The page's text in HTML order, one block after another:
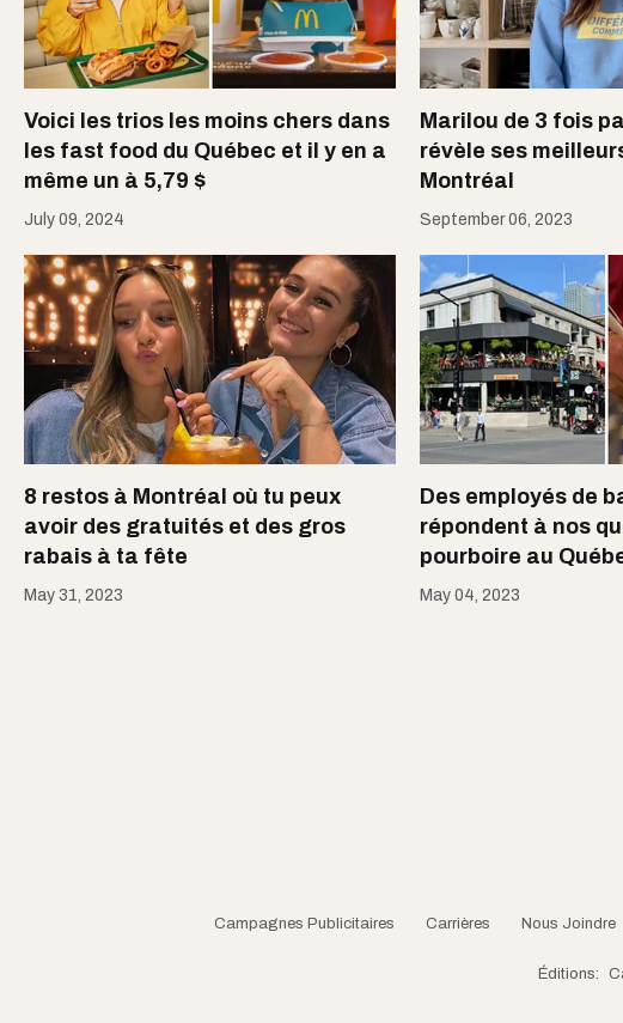
Voici les trios les moins chers dans
les fast food du Québec et il y en a
même un à 5,79 $
July 09, 2024
Marilou de 3 fois
révèle ses
Montréal
September 06, 2023
8 restos à Montréal où tu peux
avoir des gratuités et des gros
rabais à ta fête
May 31, 2023
Des employés de
répondent à nos
pourboire au
May 04, 2023
Campagnes Publicitaires Carrières Nous Joindre
Éditions: